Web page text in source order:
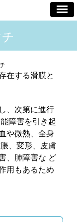
在する滑膜と
、次第に進行
障害を引き起
や微熱、全身
、変形、皮膚
、肺障害な ど
用もあるため